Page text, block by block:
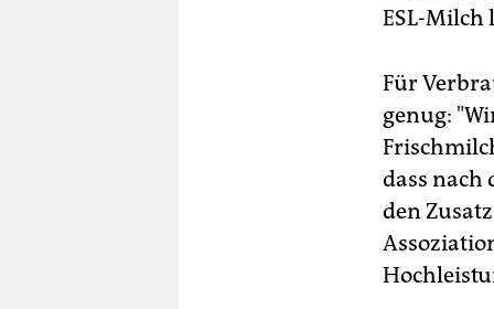
ESL-Milch
Für
genug:
dass
den